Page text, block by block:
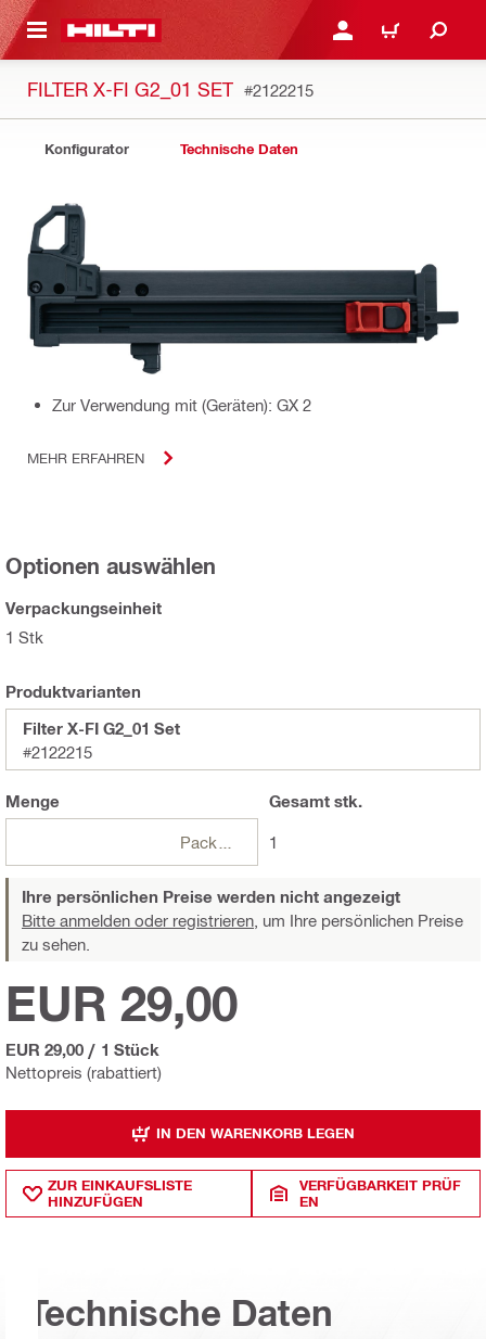
ANMELDEN ODER
WARENKORB
FILTER X-FI G2_01 SET #2122215
Konfigurator Technische Daten
Zur Verwendung mit (Geräten): GX 2
MEHR ERFAHREN
Optionen auswählen
Verpackungseinheit
1 Stk
Produktvarianten
Filter X-FI G2_01 Set
#2122215
Menge
Packungen
Gesamtstk.
1
Ihre persönlichen Preise werden nicht angezeigt
Bitte anmelden oder registrieren, um Ihre persönlichen Preise
zu sehen.
Nettopreis (rabattiert)
EUR 29,00
EUR 29,00 / 1 Stück
IN DEN WARENKORB LEGEN
ZUR EINKAUFSLISTE
HINZUFÜGEN
VERFÜGBARKEIT PRÜF
EN
Technische Daten